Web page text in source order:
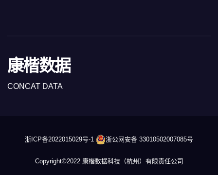
康楷数据
CONCAT DATA
浙ICP备2022015029号-1 浙公网安备 33010502007085号
Copyright©2022 康楷数据科技（杭州）有限责任公司